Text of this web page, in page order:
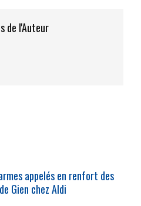
de l'Auteur
appelés en renfort des
Gien chez Aldi